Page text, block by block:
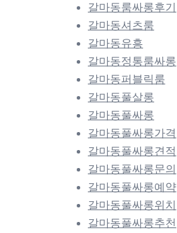
갈마동룸싸롱후기
갈마동셔츠룸
갈마동유흥
갈마동정통룸싸롱
갈마동퍼블릭룸
갈마동풀살롱
갈마동풀싸롱
갈마동풀싸롱가격
갈마동풀싸롱견적
갈마동풀싸롱문의
갈마동풀싸롱예약
갈마동풀싸롱위치
갈마동풀싸롱추천